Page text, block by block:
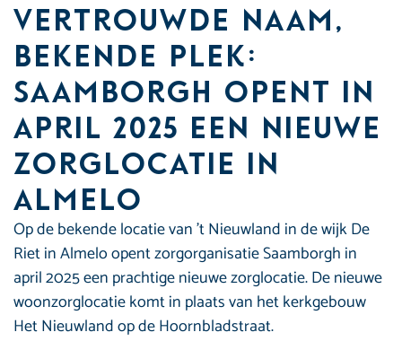
Vertrouwde naam,
bekende plek:
Saamborgh opent in
april 2025 een nieuwe
zorglocatie in
Almelo
Op de bekende locatie van ’t Nieuwland in de wijk De
Riet in Almelo opent zorgorganisatie Saamborgh in
april 2025 een prachtige nieuwe zorglocatie. De nieuwe
woonzorglocatie komt in plaats van het kerkgebouw
Het Nieuwland op de Hoornbladstraat.